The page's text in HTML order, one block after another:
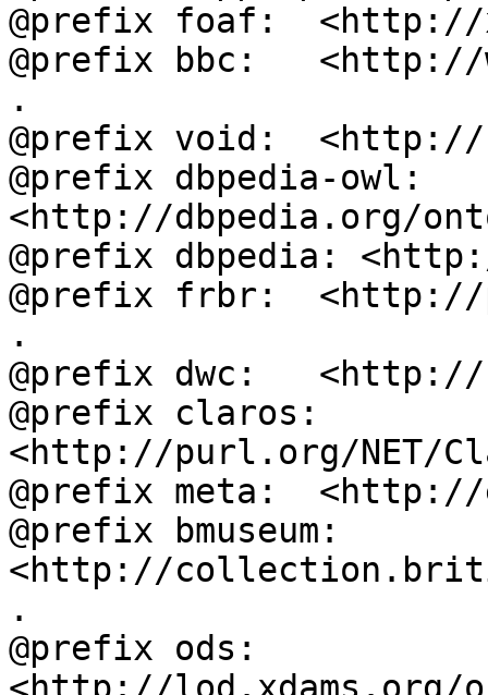
@prefix foaf:  <http://
@prefix bbc:   <http://
.
@prefix void:
@prefix dbpedia-owl:
<http://dbpedia.org/
@prefix dbpedia:
@prefix frbr:  <http://
.
@prefix dwc:
@prefix claros:
<http://purl.org/NET/
@prefix meta:  <http://
@prefix bmuseum:
<http://
.
@prefix ods: